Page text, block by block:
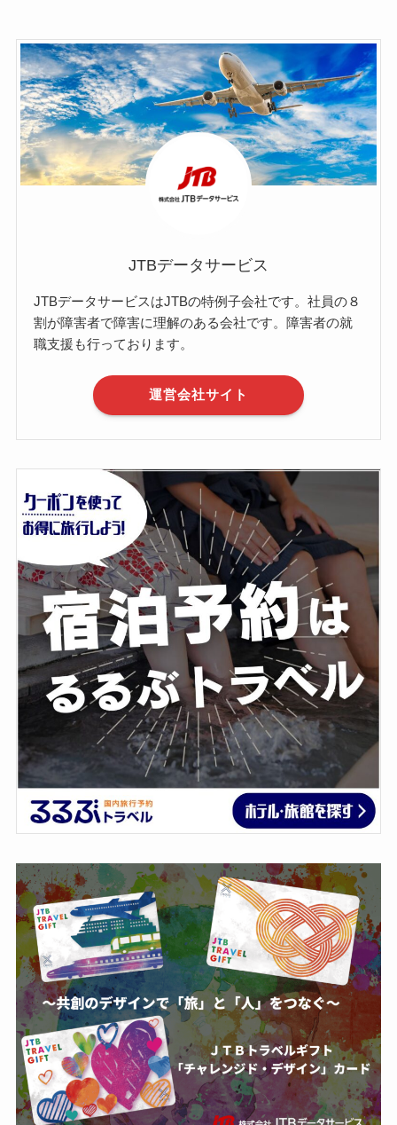
JTBデータサービス
JTBデータサービスはJTBの特例子会社です。社員の８
割が障害者で障害に理解のある会社です。障害者の就
職支援も行っております。
運営会社サイト